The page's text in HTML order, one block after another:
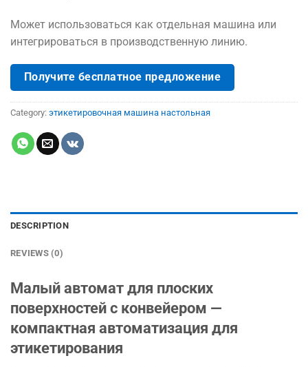
Может использоваться как отдельная машина или
интегрироваться в производственную линию.
Получите бесплатное предложение
Category: этикетировочная машина настольная
DESCRIPTION
REVIEWS (0)
Малый автомат для плоских
поверхностей с конвейером —
компактная автоматизация для
этикетирования